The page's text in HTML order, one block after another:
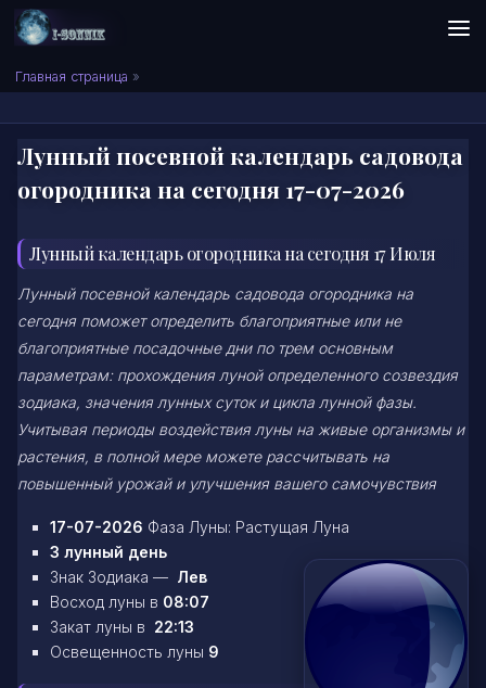
Skip to content
Сонник I-SONNIK.COM
Главная страница »
Лунный посевной календарь садовода
огородника на сегодня 17-07-2026
Лунный календарь огородника на сегодня 17 Июля
Лунный посевной календарь садовода огородника на
сегодня поможет определить благоприятные или не
благоприятные посадочные дни по трем основным
параметрам: прохождения луной определенного созвездия
зодиака, значения лунных суток и цикла лунной фазы.
Учитывая периоды воздействия луны на живые организмы и
растения, в полной мере можете рассчитывать на
повышенный урожай и улучшения вашего самочувствия
17-07-2026 Фаза Луны: Растущая Луна
3 лунный день
Знак Зодиака — Лев
Восход луны в 08:07
Закат луны в 22:13
Освещенность луны 9